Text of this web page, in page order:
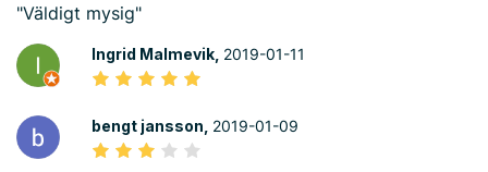
"Väldigt mysig"
Ingrid Malmevik, 2019-01-11
bengt jansson, 2019-01-09